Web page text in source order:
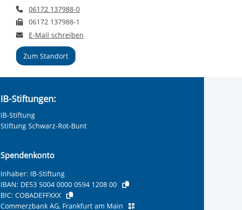
Telefonnummer
06172 137988-0
Faxnummer
06172 137988-1
E-Mail an Jugendmigrationsdienst (JMD) Hochtaunuskreis / Bad
E-Mail schreiben
Zum Standort
IB-Stiftungen:
IB-Stiftung
Stiftung Schwarz-Rot-Bunt
Spendenkonto
Inhaber: IB-Stiftung
IBAN: DE53 5004 0000 0594 1208 00
BIC: COBADEFFXXX
Commerzbank AG, Frankfurt am Main